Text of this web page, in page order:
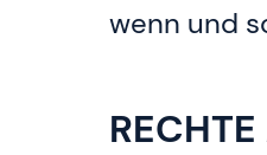
wenn und